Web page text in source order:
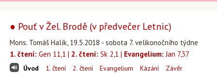
● Pouť v Žel. Brodě (v předvečer Letnic)
Mons. Tomáš Halík, 19.5.2018 - sobota 7. velikonočního týdne
1. čtení: Gen 11,1 | 2. čtení: Sk 2,1 | Evangelium: Jan 7,37
Úvod 1. čtení 2. čtení Evangelium Kázání Závěr